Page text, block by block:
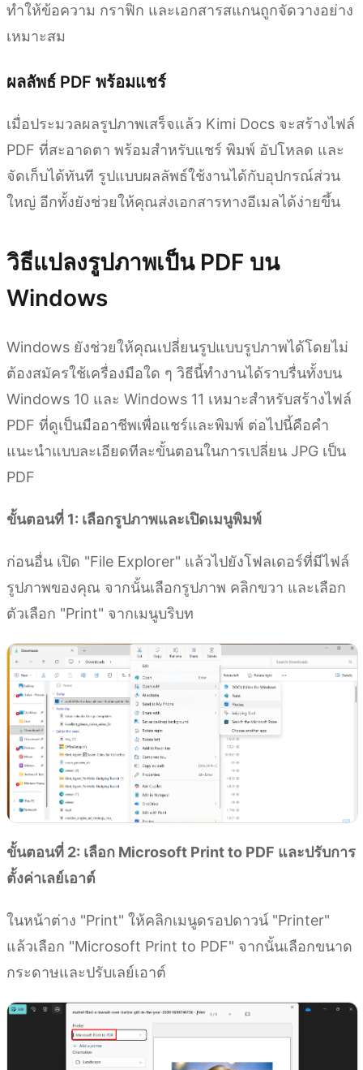
ทำให้ข้อความ กราฟิก และเอกสารสแกนถูกจัดวางอย่าง
เหมาะสม
ผลลัพธ์ PDF พร้อมแชร์
เมื่อประมวลผลรูปภาพเสร็จแล้ว Kimi Docs จะสร้างไฟล์
PDF ที่สะอาดตา พร้อมสำหรับแชร์ พิมพ์ อัปโหลด และ
จัดเก็บได้ทันที รูปแบบผลลัพธ์ใช้งานได้กับอุปกรณ์ส่วน
ใหญ่ อีกทั้งยังช่วยให้คุณส่งเอกสารทางอีเมลได้ง่ายขึ้น
วิธีแปลงรูปภาพเป็น PDF บน
Windows
Windows ยังช่วยให้คุณเปลี่ยนรูปแบบรูปภาพได้โดยไม่
ต้องสมัครใช้เครื่องมือใด ๆ วิธีนี้ทำงานได้ราบรื่นทั้งบน
Windows 10 และ Windows 11 เหมาะสำหรับสร้างไฟล์
PDF ที่ดูเป็นมืออาชีพเพื่อแชร์และพิมพ์ ต่อไปนี้คือคำ
แนะนำแบบละเอียดทีละขั้นตอนในการเปลี่ยน JPG เป็น
PDF
ขั้นตอนที่ 1: เลือกรูปภาพและเปิดเมนูพิมพ์
ก่อนอื่น เปิด "File Explorer" แล้วไปยังโฟลเดอร์ที่มีไฟล์
รูปภาพของคุณ จากนั้นเลือกรูปภาพ คลิกขวา และเลือก
ตัวเลือก "Print" จากเมนูบริบท
ขั้นตอนที่ 2: เลือก Microsoft Print to PDF และปรับการ
ตั้งค่าเลย์เอาต์
ในหน้าต่าง "Print" ให้คลิกเมนูดรอปดาวน์ "Printer"
แล้วเลือก "Microsoft Print to PDF" จากนั้นเลือกขนาด
กระดาษและปรับเลย์เอาต์